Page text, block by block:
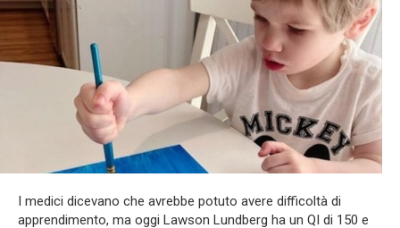
I medici dicevano che avrebbe potuto avere difficoltà di
apprendimento, ma oggi Lawson Lundberg ha un QI di 150 e